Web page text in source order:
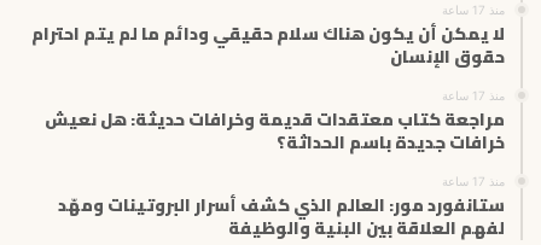
منذ 17 ساعة
لا يمكن أن يكون هناك سلام حقيقي ودائم ما لم يتم احترام
حقوق الإنسان
منذ 17 ساعة
مراجعة كتاب معتقدات قديمة وخرافات حديثة: هل نعيش
خرافات جديدة باسم الحداثة؟
منذ 17 ساعة
ستانفورد مور: العالم الذي كشف أسرار البروتينات ومهّد
لفهم العلاقة بين البنية والوظيفة